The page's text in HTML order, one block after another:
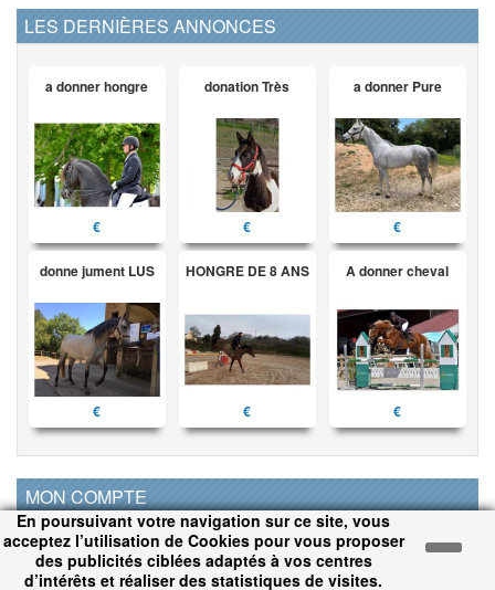
LES DERNIÈRES ANNONCES
a donner hongre
€
donation Très
€
a donner Pure
€
donne jument LUS
€
HONGRE DE 8 ANS
€
A donner cheval
€
MON COMPTE
Pas encore inscrit ?
C'est rapide simple et gratuit !
En poursuivant votre navigation sur ce site, vous
acceptez l’utilisation de Cookies pour vous proposer
des publicités ciblées adaptés à vos centres
d’intérêts et réaliser des statistiques de visites.